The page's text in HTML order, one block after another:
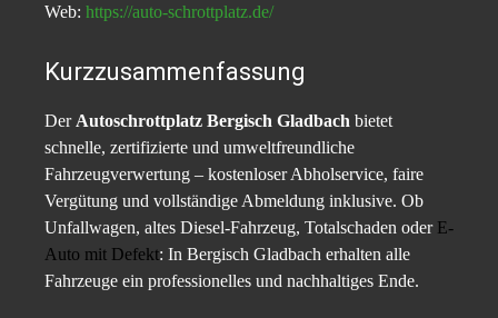
Web: https://auto-schrottplatz.de/
Kurz­zusammenfassung
Der Autoschrottplatz Bergisch Gladbach bietet
schnelle, zertifizierte und umweltfreundliche
Fahrzeugverwertung – kostenloser Abholservice, faire
Vergütung und vollständige Abmeldung inklusive. Ob
Unfallwagen, altes Diesel-Fahrzeug, Totalschaden oder E-
Auto mit Defekt: In Bergisch Gladbach erhalten alle
Fahrzeuge ein professionelles und nachhaltiges Ende.